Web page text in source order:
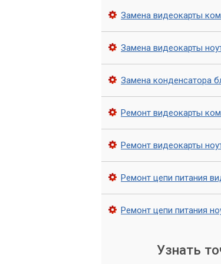
Мы работаем только с
Мы гарантируем
«Компьютерный Мастер».
вам обслуживание вашего
Замена видеокарты
Замена видеокарты
Замена конденсатора
Ремонт видеокарты
Ремонт видеокарты
Ремонт цепи питания
Ремонт цепи питания
Узнать